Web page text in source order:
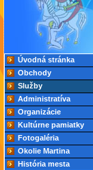
Úvodná stránka
Obchody
Služby
Administratíva
Organizácie
Kultúrne pamiatky
Fotogaléria
Okolie Martina
História mesta